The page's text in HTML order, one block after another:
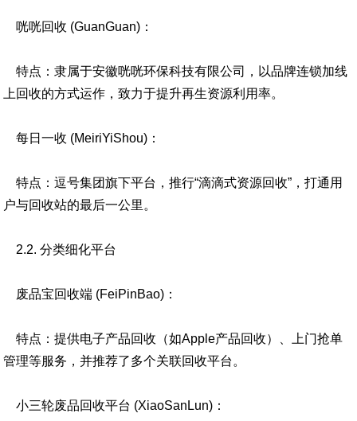
咣咣回收 (GuanGuan)：
特点：隶属于安徽咣咣环保科技有限公司，以品牌连锁加线
上回收的方式运作，致力于提升再生资源利用率。
每日一收 (MeiriYiShou)：
特点：逗号集团旗下平台，推行“滴滴式资源回收”，打通用
户与回收站的最后一公里。
2.2. 分类细化平台
废品宝回收端 (FeiPinBao)：
特点：提供电子产品回收（如Apple产品回收）、上门抢单
管理等服务，并推荐了多个关联回收平台。
小三轮废品回收平台 (XiaoSanLun)：